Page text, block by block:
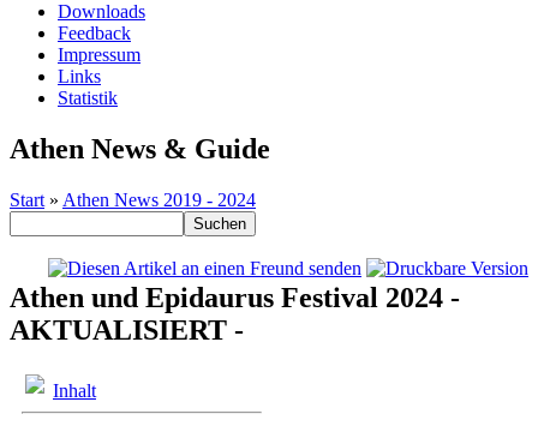
Downloads
Feedback
Impressum
Links
Statistik
Athen News & Guide
Start » Athen News 2019 - 2024
Athen und Epidaurus Festival 2024 -
AKTUALISIERT -
Inhalt